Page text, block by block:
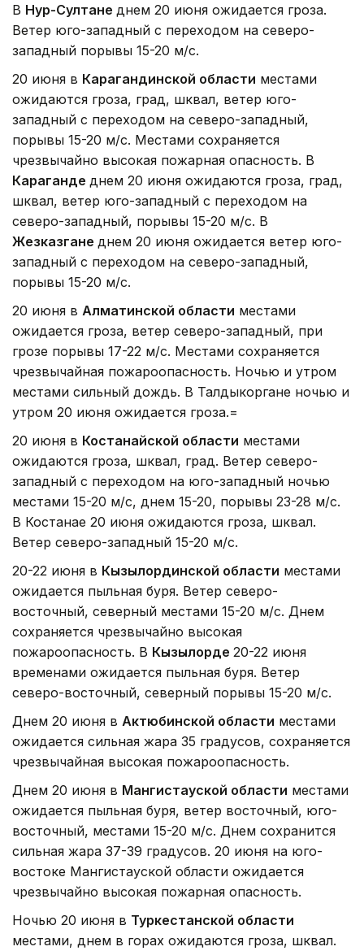
В Нур-Султане днем 20 июня ожидается гроза.
Ветер юго-западный с переходом на северо-
западный порывы 15-20 м/с.
20 июня в Карагандинской области местами
ожидаются гроза, град, шквал, ветер юго-
западный с переходом на северо-западный,
порывы 15-20 м/с. Местами сохраняется
чрезвычайно высокая пожарная опасность. В
Караганде днем 20 июня ожидаются гроза, град,
шквал, ветер юго-западный с переходом на
северо-западный, порывы 15-20 м/с. В
Жезказгане днем 20 июня ожидается ветер юго-
западный с переходом на северо-западный,
порывы 15-20 м/с.
20 июня в Алматинской области местами
ожидается гроза, ветер северо-западный, при
грозе порывы 17-22 м/с. Местами сохраняется
чрезвычайная пожароопасность. Ночью и утром
местами сильный дождь. В Талдыкоргане ночью и
утром 20 июня ожидается гроза.=
20 июня в Костанайской области местами
ожидаются гроза, шквал, град. Ветер северо-
западный с переходом на юго-западный ночью
местами 15-20 м/с, днем 15-20, порывы 23-28 м/с.
В Костанае 20 июня ожидаются гроза, шквал.
Ветер северо-западный 15-20 м/с.
20-22 июня в Кызылординской области местами
ожидается пыльная буря. Ветер северо-
восточный, северный местами 15-20 м/с. Днем
сохраняется чрезвычайно высокая
пожароопасность. В Кызылорде 20-22 июня
временами ожидается пыльная буря. Ветер
северо-восточный, северный порывы 15-20 м/с.
Днем 20 июня в Актюбинской области местами
ожидается сильная жара 35 градусов, сохраняется
чрезвычайная высокая пожароопасность.
Днем 20 июня в Мангистауской области местами
ожидается пыльная буря, ветер восточный, юго-
восточный, местами 15-20 м/с. Днем сохранится
сильная жара 37-39 градусов. 20 июня на юго-
востоке Мангистауской области ожидается
чрезвычайно высокая пожарная опасность.
Ночью 20 июня в Туркестанской области
местами, днем в горах ожидаются гроза, шквал.